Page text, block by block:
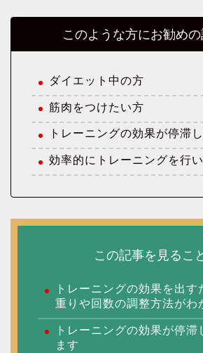
このような方にお勧め
ダイエット中の方
筋肉をつけたい方
トレーニングの効果が停滞
効率的にトレーニングを行
この記事を見るこ
トレーニングの効果を出す
重りや回数の調整方法がわ
トレーニングの効果が停滞
ます